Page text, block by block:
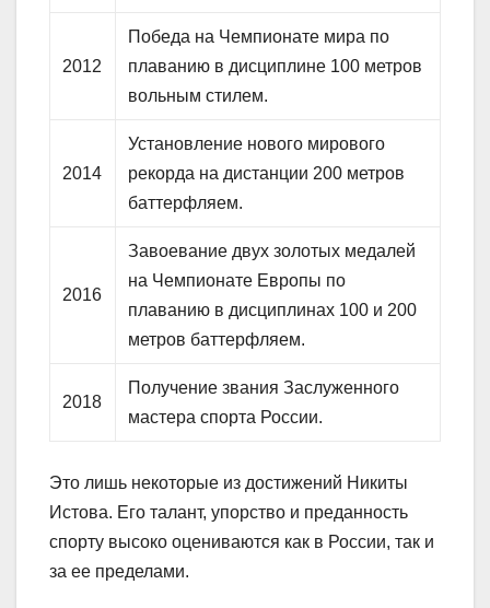
2012
Победа на Чемпионате мира по
плаванию в дисциплине 100 метров
вольным стилем.
2014
Установление нового мирового
рекорда на дистанции 200 метров
баттерфляем.
2016
Завоевание двух золотых медалей
на Чемпионате Европы по
плаванию в дисциплинах 100 и 200
метров баттерфляем.
2018
Получение звания Заслуженного
мастера спорта России.
Это лишь некоторые из достижений Никиты
Истова. Его талант, упорство и преданность
спорту высоко оцениваются как в России, так и
за ее пределами.